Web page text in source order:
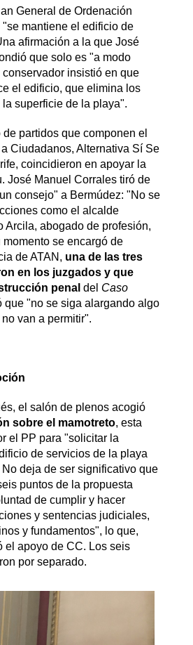
General de Ordenación
"se mantiene el edificio de
afirmación a la que José
que solo es "a modo
insistió en que
el edificio, que elimina los
superficie de la playa".
partidos que componen el
Ciudadanos, Alternativa Sí Se
coincidieron en apoyar la
José Manuel Corrales tiró de
consejo" a Bermúdez: "No se
como el alcalde
Arcila, abogado de profesión,
se encargó de
de ATAN, una de las tres
en los juzgados y que
penal del Caso
que "no se siga alargando algo
van a permitir".
el salón de plenos acogió
sobre el mamotreto, esta
el PP para "solicitar la
de servicios de la playa
deja de ser significativo que
puntos de la propuesta
de cumplir y hacer
y sentencias judiciales,
y fundamentos", lo que,
el apoyo de CC. Los seis
por separado.